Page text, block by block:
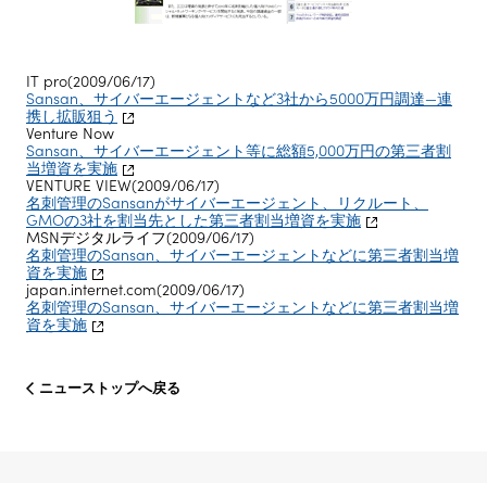
採用情報
IT pro(2009/06/17)
Sansan、サイバーエージェントなど3社から5000万円調達—連
携し拡販狙う
Venture Now
Sansan、サイバーエージェント等に総額5,000万円の第三者割
当増資を実施
VENTURE VIEW(2009/06/17)
名刺管理のSansanがサイバーエージェント、リクルート、
GMOの3社を割当先とした第三者割当増資を実施
MSNデジタルライフ(2009/06/17)
名刺管理のSansan、サイバーエージェントなどに第三者割当増
資を実施
japan.internet.com(2009/06/17)
名刺管理のSansan、サイバーエージェントなどに第三者割当増
資を実施
ニューストップへ戻る